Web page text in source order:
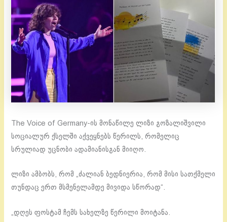
The Voice of Germany-ის მონაწილე ლიზი გოზალიშვილი
სოციალურ ქსელში აქვეყნებს წერილს, რომელიც
სრულიად უცნობი ადამიანისგან მიიღო.
ლიზი ამბობს, რომ „ძალიან ბედნიერია, რომ მისი სათქმელი
თუნდაც ერთ მსმენელამდე მივიდა სწორად“.
„დღეს ფოსტამ ჩემს სახელზე წერილი მოიტანა.